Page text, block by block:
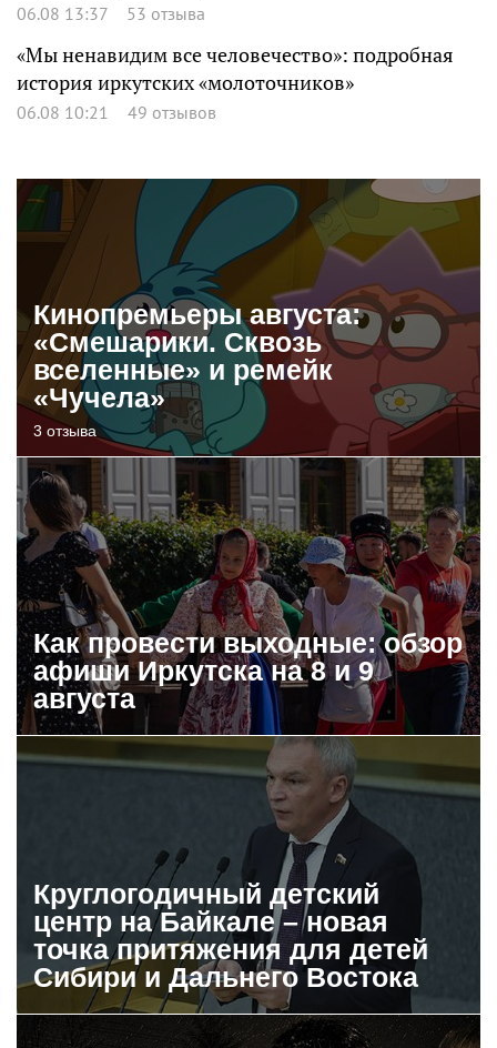
06.08 13:37 53 отзыва
«Мы ненавидим все человечество»: подробная
история иркутских «молоточников»
06.08 10:21 49 отзывов
Кинопремьеры августа:
«Смешарики. Сквозь
вселенные» и ремейк
«Чучела»
3 отзыва
Как провести выходные: обзор
афиши Иркутска на 8 и 9
августа
Круглогодичный детский
центр на Байкале – новая
точка притяжения для детей
Сибири и Дальнего Востока